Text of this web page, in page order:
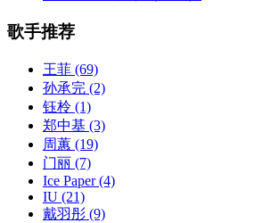
歌手推荐
王菲 (69)
孙承完 (2)
钰柃 (1)
郑中基 (3)
周蕙 (19)
门丽 (7)
Ice Paper(4)
IU (21)
戴羽彤 (9)